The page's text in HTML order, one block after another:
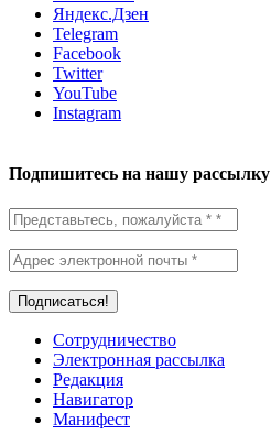
Яндекс.Дзен
Telegram
Facebook
Twitter
YouTube
Instagram
Подпишитесь на нашу рассылку
Сотрудничество
Электронная рассылка
Редакция
Навигатор
Манифест